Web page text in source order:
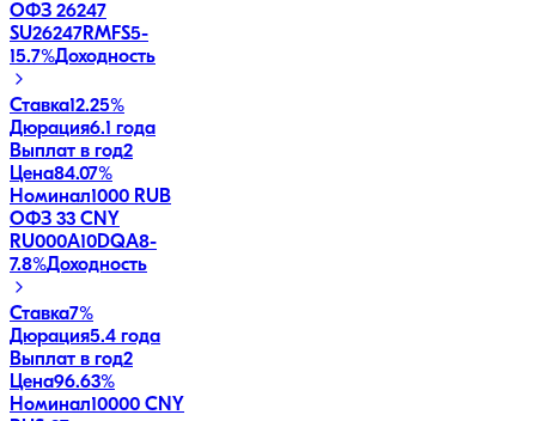
ОФЗ 26247
SU26247RMFS5-
15.7%Доходность
Ставка12.25%
Дюрация6.1 года
Выплат в год2
Цена84.07%
Номинал1000 RUB
ОФЗ 33 CNY
RU000A10DQA8-
7.8%Доходность
Ставка7%
Дюрация5.4 года
Выплат в год2
Цена96.63%
Номинал10000 CNY